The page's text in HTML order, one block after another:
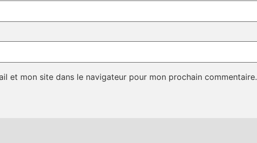
et mon site dans le navigateur pour mon prochain commentaire.